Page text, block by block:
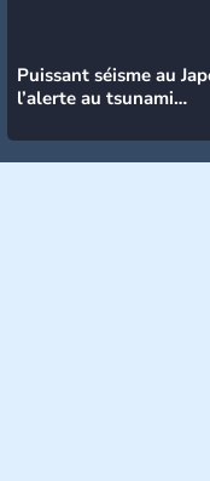
Puissant séisme au
l’alerte au tsunami